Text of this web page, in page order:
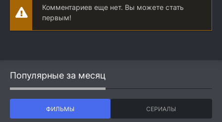
Комментариев еще нет. Вы можете стать
первым!
Популярные за месяц
ФИЛЬМЫ СЕРИАЛЫ